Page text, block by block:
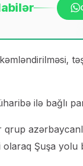
bilər
ilə bağlı
Şuşa yolu